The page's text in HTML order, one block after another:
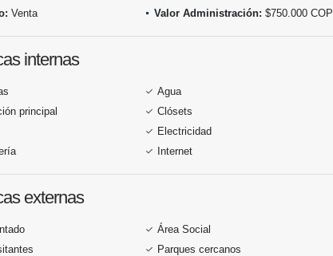
Venta Valor Administración: $750.000 COP
internas
Agua
principal
Clósets
Electricidad
Internet
externas
Área Social
Parques cercanos